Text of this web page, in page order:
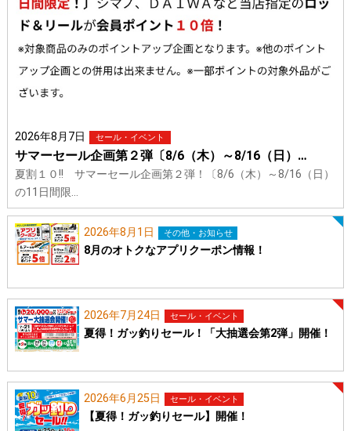
2026年8月7日 セール・イベント
サマーセール企画第２弾〔8/6（木）～8/16（日）…
夏割１０!! サマーセール企画第２弾！〔8/6（木）～8/16（日）
の11日間限…
2026年8月1日 その他・お知らせ
8月のオトクなアプリクーポン情報！
2026年7月24日 セール・イベント
夏得！ガッ釣りセール！「大抽選会第2弾」開催！
2026年6月25日 セール・イベント
【夏得！ガッ釣りセール】開催！